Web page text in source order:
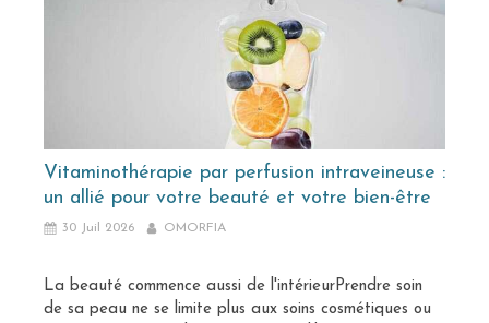
Vitaminothérapie par perfusion intraveineuse :
un allié pour votre beauté et votre bien-être
30 Juil 2026 OMORFIA
La beauté commence aussi de l'intérieurPrendre soin
de sa peau ne se limite plus aux soins cosmétiques ou